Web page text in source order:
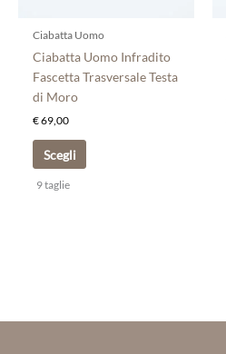
Ciabatta Uomo
Ciabatta Uomo Infradito
Fascetta Trasversale Testa
di Moro
€69,00
Scegli
scelte
nella
pagina
9 taglie